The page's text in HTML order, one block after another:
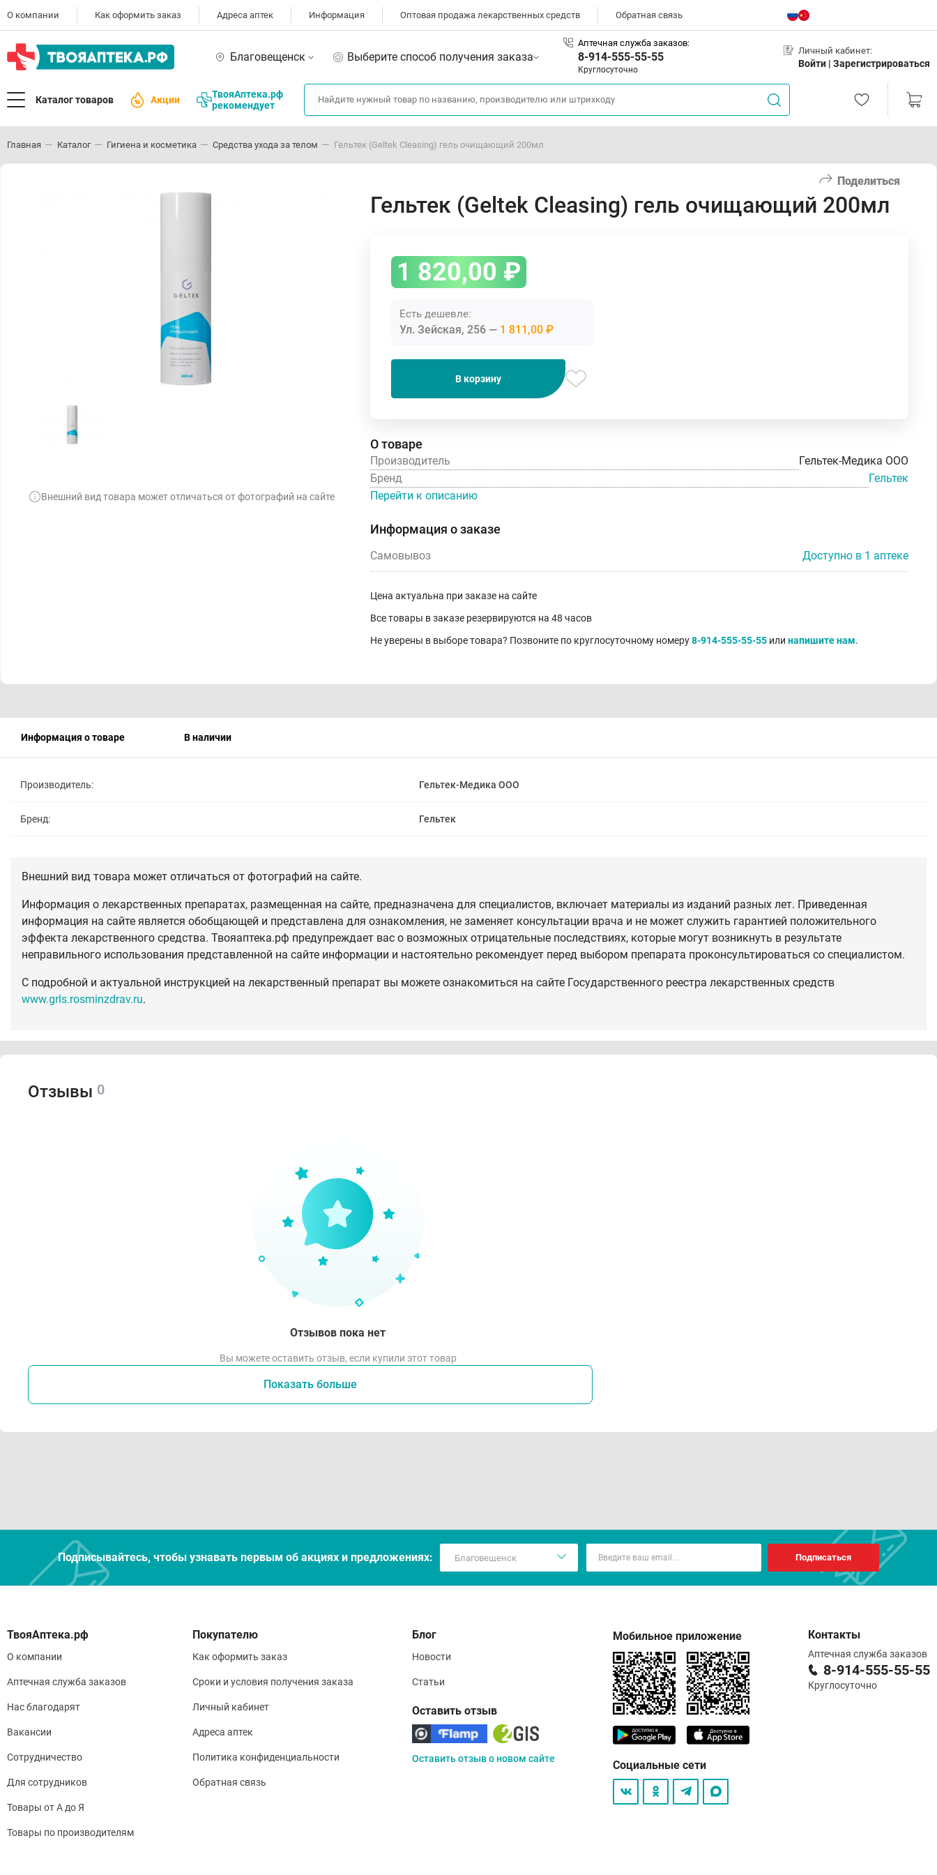
О компании Как оформить заказ Адреса аптек Информация Оптовая продажа лекарственных средств Обратная связь
Благовещенск Выберите способ получения заказа
Аптечная служба заказов:
8-914-555-55-55
Круглосуточно
Личный кабинет:
Войти | Зарегистрироваться
Каталог товаров Акции
ТвояАптека.рф
рекомендует
Главная Каталог Гигиена и косметика Средства ухода за телом Гельтек (Geltek Cleasing) гель очищающий 200мл
Поделиться
Внешний вид товара может отличаться от фотографий на сайте
Гельтек (Geltek Cleasing) гель очищающий 200мл
1 820,00 ₽
Есть дешевле:
Ул. Зейская, 256 1 811,00 ₽
В корзину
О товаре
Производитель
Гельтек-Медика ООО
Бренд
Гельтек
Перейти к описанию
Информация о заказе
Самовывоз Доступно в 1 аптеке
Цена актуальна при заказе на сайте
Все товары в заказе резервируются на 48 часов
Не уверены в выборе товара? Позвоните по круглосуточному номеру8-914-555-55-55 или напишите нам.
Информация о товаре В наличии
Производитель: Гельтек-Медика ООО
Бренд: Гельтек
Внешний вид товара может отличаться от фотографий на сайте.
Информация о лекарственных препаратах, размещенная на сайте, предназначена для специалистов, включает материалы из изданий разных лет. Приведенная
информация на сайте является обобщающей и представлена для ознакомления, не заменяет консультации врача и не может служить гарантией положительного
эффекта лекарственного средства. Твояаптека.рф предупреждает вас о возможных отрицательные последствиях, которые могут возникнуть в результате
неправильного использования представленной на сайте информации и настоятельно рекомендует перед выбором препарата проконсультироваться со специалистом.
С подробной и актуальной инструкцией на лекарственный препарат вы можете ознакомиться на сайте Государственного реестра лекарственных средств
www.grls.rosminzdrav.ru.
Отзывы 0
Отзывов пока нет
Вы можете оставить отзыв, если купили этот товар
Показать больше
Подписывайтесь, чтобы узнавать первым об акцияx и предложениях: Подписаться
О компании
Аптечная служба заказов
Нас благодарят
Вакансии
Сотрудничество
Для сотрудников
Товары от А до Я
Товары по производителям
Покупателю
Как оформить заказ
Сроки и условия получения заказа
Личный кабинет
Адреса аптек
Политика конфиденциальности
Обратная связь
Блог
Новости
Статьи
Оставить отзыв
Оставить отзыв о новом сайте
Мобильное приложение
Социальные сети
Контакты
Аптечная служба заказов
8-914-555-55-55
Круглосуточно